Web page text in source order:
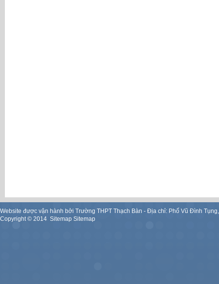
Website được vận hành bởi Trường THPT Thạch Bàn - Địa chỉ: Phố Vũ Đình
Copyright © 2014. Sitemap Sitemap